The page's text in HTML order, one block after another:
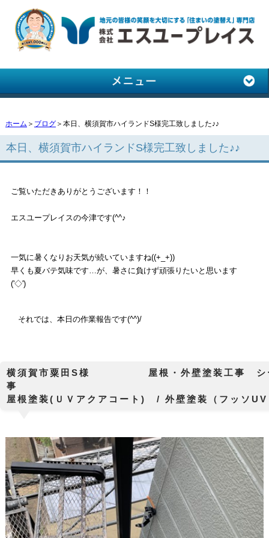
ホーム ＞ ブログ＞本日、横須賀市ハイランドS様完工致しました♪♪
本日、横須賀市ハイランドS様完工致しました♪♪
ご覧いただきありがとうございます！！
エスユープレイスの今津です(^^♪
一気に暑くなりお天気が続いていますね((+_+))
早くも夏バテ気味です…が、暑さに負けず頑張りたいと思います
('◇')ゞ
それでは、本日の作業報告です(^^)/
横須賀市粟田S様 屋根・外壁塗装工事 シ
屋根塗装(ＵＶアクアコート) / 外壁塗装（フッソ